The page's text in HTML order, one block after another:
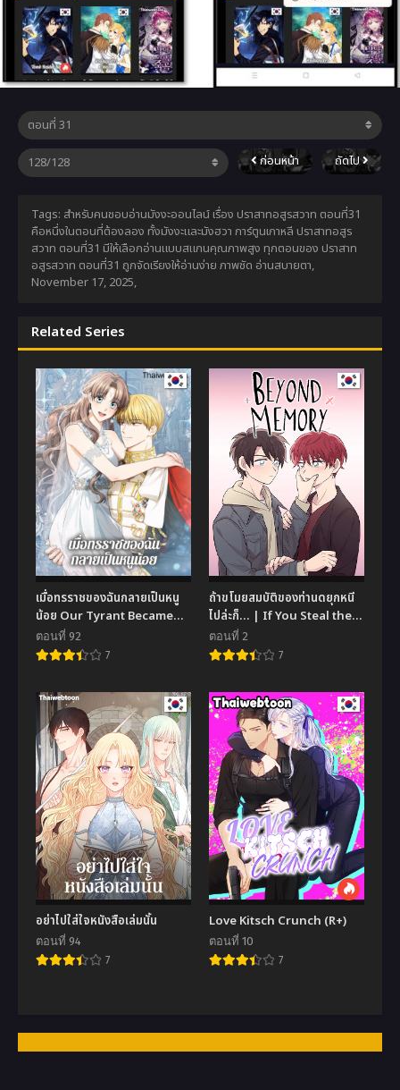
ก่อนหน้า ถัดไป
Tags: สำหรับคนชอบอ่านมังงะออนไลน์ เรื่อง ปราสาทอสูรสวาท ตอนที่31
คือหนึ่งในตอนที่ต้องลอง ทั้งมังงะและมังฮวา การ์ตูนเกาหลี ปราสาทอสูร
สวาท ตอนที่31 มีให้เลือกอ่านแบบสแกนคุณภาพสูง ทุกตอนของ ปราสาท
อสูรสวาท ตอนที่31 ถูกจัดเรียงให้อ่านง่าย ภาพชัด อ่านสบายตา,
November 17, 2025,
Related Series
เมื่อทรราชของฉันกลายเป็นหนู
น้อย Our Tyrant Became
Young
ตอนที่ 92
7
ถ้าขโมยสมบัติของท่านดยุกหนี
ไปล่ะก็… | If You Steal the
Duke’s Treasure and Run
Away
ตอนที่ 2
7
อย่าไปใส่ใจหนังสือเล่มนั้น
ตอนที่ 94
7
Love Kitsch Crunch (R+)
ตอนที่ 10
7